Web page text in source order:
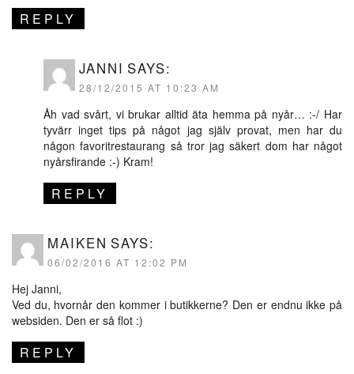
REPLY
JANNI SAYS:
28/12/2015 AT 10:23 AM
Åh vad svårt, vi brukar alltid äta hemma på nyår… :-/ Har
tyvärr inget tips på något jag själv provat, men har du
någon favoritrestaurang så tror jag säkert dom har något
nyårsfirande :-) Kram!
REPLY
MAIKEN SAYS:
06/02/2016 AT 12:02 PM
Hej Janni,
Ved du, hvornår den kommer i butikkerne? Den er endnu ikke på
websiden. Den er så flot :)
REPLY